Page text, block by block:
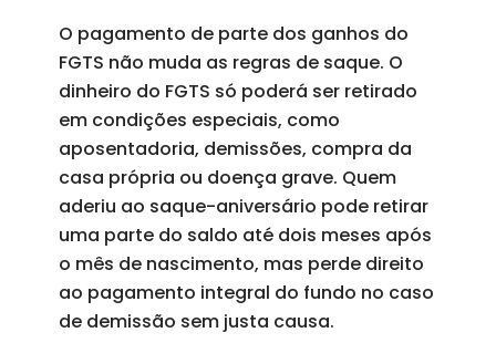
O pagamento de parte dos ganhos do
FGTS não muda as regras de saque. O
dinheiro do FGTS só poderá ser retirado
em condições especiais, como
aposentadoria, demissões, compra da
casa própria ou doença grave. Quem
aderiu ao saque-aniversário pode retirar
uma parte do saldo até dois meses após
o mês de nascimento, mas perde direito
ao pagamento integral do fundo no caso
de demissão sem justa causa.